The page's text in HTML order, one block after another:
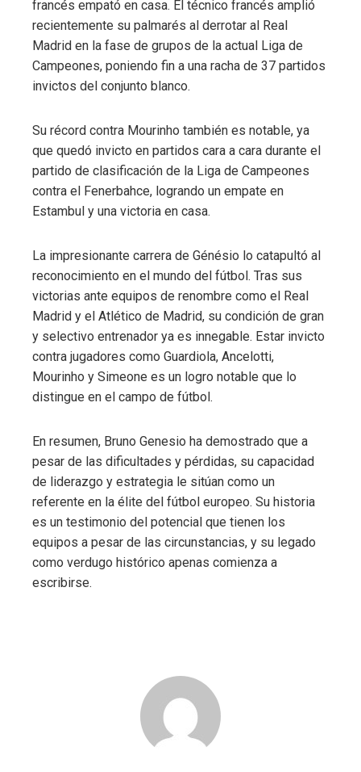
francés empató en casa. El técnico francés amplió
recientemente su palmarés al derrotar al Real
Madrid en la fase de grupos de la actual Liga de
Campeones, poniendo fin a una racha de 37 partidos
invictos del conjunto blanco.
Su récord contra Mourinho también es notable, ya
que quedó invicto en partidos cara a cara durante el
partido de clasificación de la Liga de Campeones
contra el Fenerbahce, logrando un empate en
Estambul y una victoria en casa.
La impresionante carrera de Génésio lo catapultó al
reconocimiento en el mundo del fútbol. Tras sus
victorias ante equipos de renombre como el Real
Madrid y el Atlético de Madrid, su condición de gran
y selectivo entrenador ya es innegable. Estar invicto
contra jugadores como Guardiola, Ancelotti,
Mourinho y Simeone es un logro notable que lo
distingue en el campo de fútbol.
En resumen, Bruno Genesio ha demostrado que a
pesar de las dificultades y pérdidas, su capacidad
de liderazgo y estrategia le sitúan como un
referente en la élite del fútbol europeo. Su historia
es un testimonio del potencial que tienen los
equipos a pesar de las circunstancias, y su legado
como verdugo histórico apenas comienza a
escribirse.